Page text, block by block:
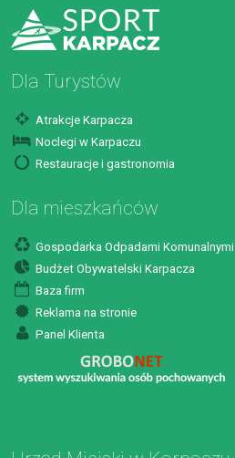
Dla Turystów
Atrakcje Karpacza
Noclegi w Karpaczu
Restauracje i gastronomia
Dla mieszkańców
Gospodarka Odpadami Komunalnymi
Budżet Obywatelski Karpacza
Baza firm
Reklama na stronie
Panel Klienta